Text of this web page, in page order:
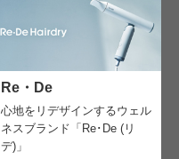
Re・De
心地をリデザインするウェル
ネスブランド「Re･De (リ
デ)」